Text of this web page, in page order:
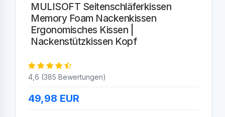
MULISOFT Seitenschläferkissen
Memory Foam Nackenkissen
Ergonomisches Kissen |
Nackenstützkissen Kopf
4,6 (385 Bewertungen)
49,98 EUR